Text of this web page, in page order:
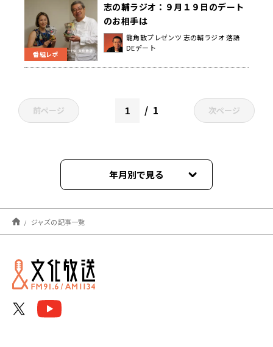
番組レポ
志の輔ラジオ：９月１９日のデート
のお相手は
龍角散プレゼンツ 志の輔ラジオ 落語
DEデート
前ページ 1 次ページ
年月別で見る
2026年01月
2024年06月
2023年09月
ジャズの記事一覧